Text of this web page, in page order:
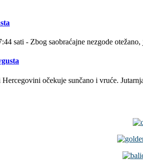
sati - Zbog saobraćajne nezgode
očekuje sunčano i vruće.